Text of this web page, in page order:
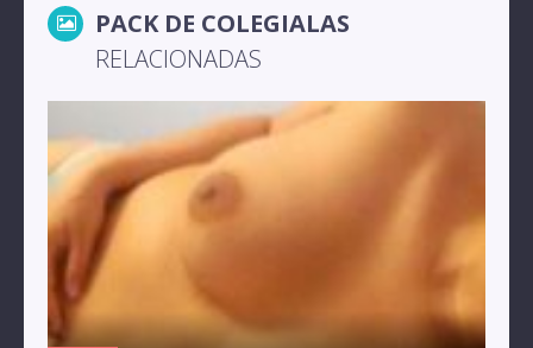
PACK DE COLEGIALAS
RELACIONADAS